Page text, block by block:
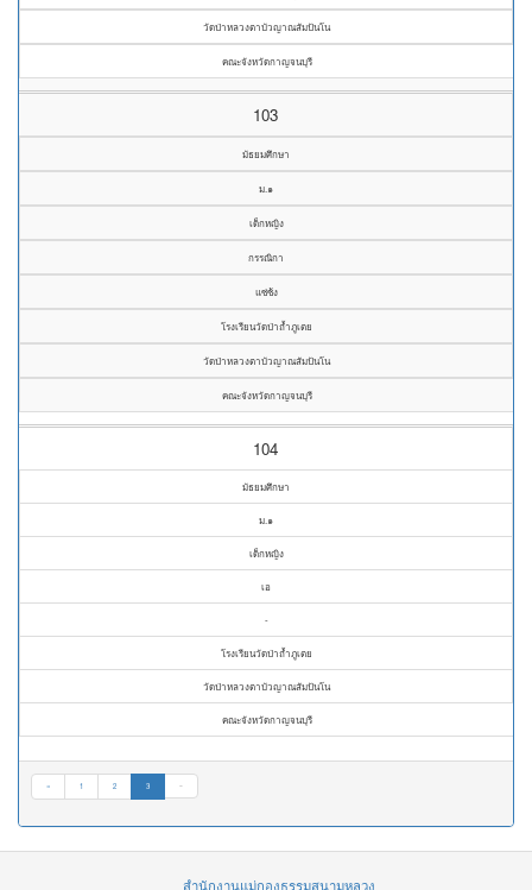
วัดป่าหลวงตาบัวญาณสัมปันโน
คณะจังหวัดกาญจนบุรี
103
มัธยมศึกษา
ม.๑
เด็กหญิง
กรรณิกา
แซ่ซ้ง
โรงเรียนวัดป่าถ้ำภูเตย
วัดป่าหลวงตาบัวญาณสัมปันโน
คณะจังหวัดกาญจนบุรี
104
มัธยมศึกษา
ม.๑
เด็กหญิง
เอ
-
โรงเรียนวัดป่าถ้ำภูเตย
วัดป่าหลวงตาบัวญาณสัมปันโน
คณะจังหวัดกาญจนบุรี
« 1 2 3 »
สำนักงานแม่กองธรรมสนามหลวง